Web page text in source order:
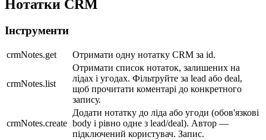
Нотатки CRM
Інструменти
crmNotes.get Отримати одну нотатку CRM за id.
crmNotes.list
Отримати список нотаток, залишених на
лідах і угодах. Фільтруйте за lead або deal,
щоб прочитати коментарі до конкретного
запису.
crmNotes.create
Додати нотатку до ліда або угоди (обов'язкові
body і рівно одне з lead/deal). Автор —
підключений користувач. Запис.